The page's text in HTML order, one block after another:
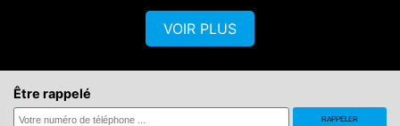
VOIR PLUS
Être rappelé